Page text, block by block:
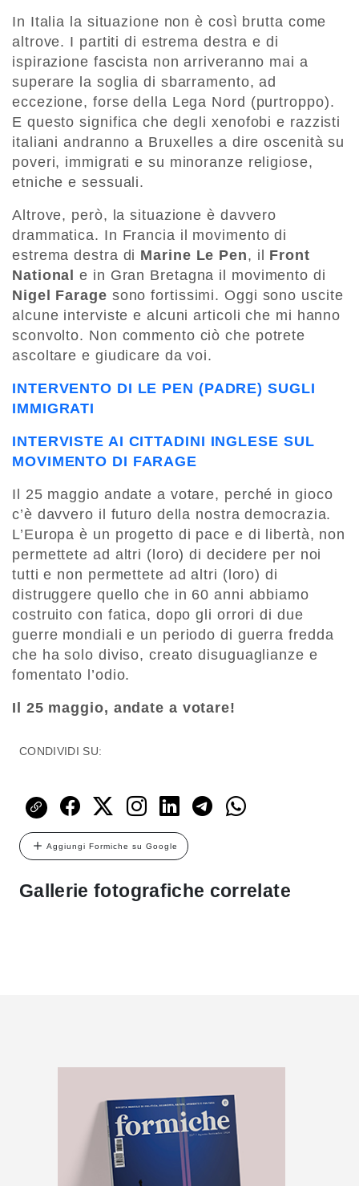
In Italia la situazione non è così brutta come
altrove. I partiti di estrema destra e di
ispirazione fascista non arriveranno mai a
superare la soglia di sbarramento, ad
eccezione, forse della Lega Nord (purtroppo).
E questo significa che degli xenofobi e razzisti
italiani andranno a Bruxelles a dire oscenità su
poveri, immigrati e su minoranze religiose,
etniche e sessuali.
Altrove, però, la situazione è davvero
drammatica. In Francia il movimento di
estrema destra di Marine Le Pen, il Front
National
e in Gran Bretagna il movimento di
Nigel Farage sono fortissimi. Oggi sono uscite
alcune interviste e alcuni articoli che mi hanno
sconvolto. Non commento ciò che potrete
ascoltare e giudicare da voi.
INTERVENTO DI LE PEN (PADRE) SUGLI
IMMIGRATI
INTERVISTE AI CITTADINI INGLESE SUL
MOVIMENTO DI FARAGE
Il 25 maggio andate a votare, perché in gioco
c’è davvero il futuro della nostra democrazia.
L’Europa è un progetto di pace e di libertà, non
permettete ad altri (loro) di decidere per noi
tutti e non permettete ad altri (loro) di
distruggere quello che in 60 anni abbiamo
costruito con fatica, dopo gli orrori di due
guerre mondiali e un periodo di guerra fredda
che ha solo diviso, creato disuguaglianze e
fomentato l’odio.
Il 25 maggio, andate a votare!
CONDIVIDI SU:
Aggiungi Formiche su Google
Gallerie fotografiche correlate